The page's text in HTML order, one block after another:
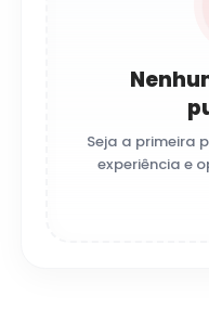
Seja a primeira
experiência e